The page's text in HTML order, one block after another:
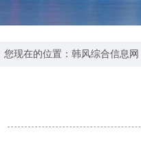
您现在的位置： 韩风综合信息网